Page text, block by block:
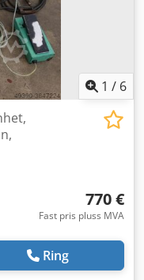
1 / 6
770 €
Fast pris pluss MVA
Ring